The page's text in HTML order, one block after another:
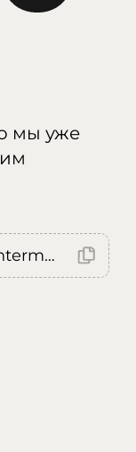
мы уже
Error: (intermediate value)(intermediate value)(intermediate value).replaceAll is not a function